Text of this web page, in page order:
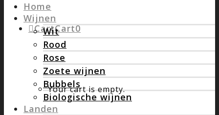
CartCart0
Your cart is empty.
Home
Wijnen
Wit
Rood
Rose
Zoete wijnen
Bubbels
Biologische wijnen
Landen